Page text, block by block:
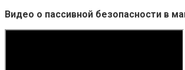
Видео о пассивной безопасности в